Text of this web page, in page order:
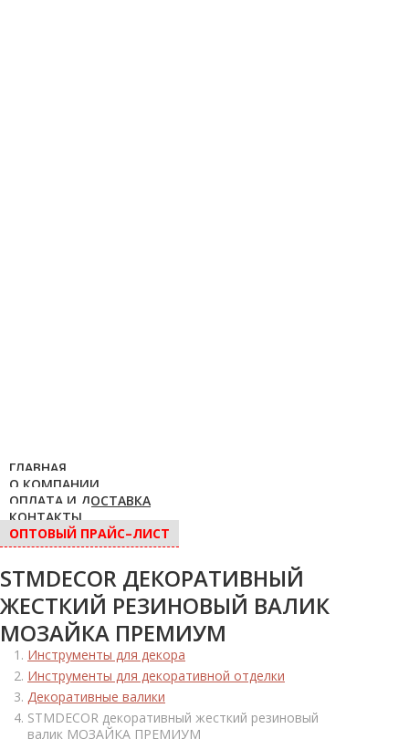
ГЛАВНАЯ
О КОМПАНИИ
ОПЛАТА И ДОСТАВКА
КОНТАКТЫ
ОПТОВЫЙ ПРАЙС–ЛИСТ
STMDECOR ДЕКОРАТИВНЫЙ
ЖЕСТКИЙ РЕЗИНОВЫЙ ВАЛИК
МОЗАЙКА ПРЕМИУМ
Инструменты для декора
Инструменты для декоративной отделки
Декоративные валики
STMDECOR декоративный жесткий резиновый
валик МОЗАЙКА ПРЕМИУМ